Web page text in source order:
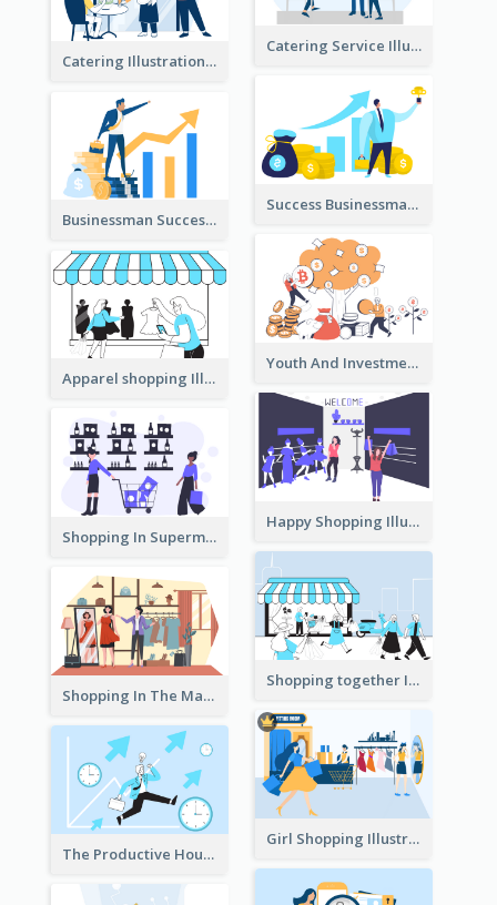
Catering Service Illustration
Catering Illustration
Success Businessman Illustration
Businessman Success Illustration
Youth And Investment Illustration
Apparel shopping Illustration
Happy Shopping Illustration
Shopping In Supermarket Illustration
Shopping together Illustration
Shopping In The Mall Illustration
Girl Shopping Illustration
The Productive Hours